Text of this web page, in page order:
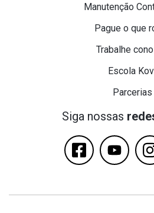
Manutenção
Pague o que
Trabalhe
Escola
Parcerias
Siga nossas